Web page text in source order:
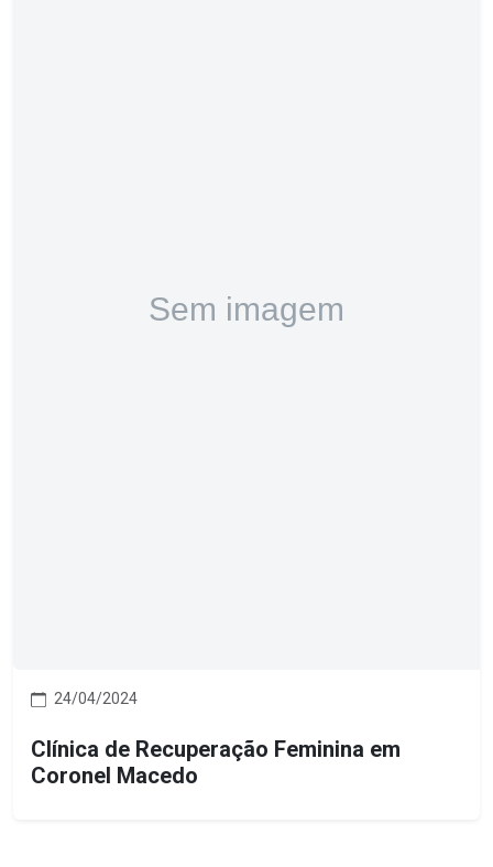
24/04/2024
Clínica de Recuperação Feminina em
Coronel Macedo